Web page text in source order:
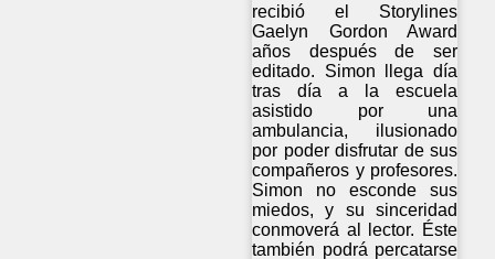
recibió el Storylines
Gaelyn Gordon Award
años después de ser
editado. Simon llega día
tras día a la escuela
asistido por una
ambulancia, ilusionado
por poder disfrutar de sus
compañeros y profesores.
Simon no esconde sus
miedos, y su sinceridad
conmoverá al lector. Éste
también podrá percatarse